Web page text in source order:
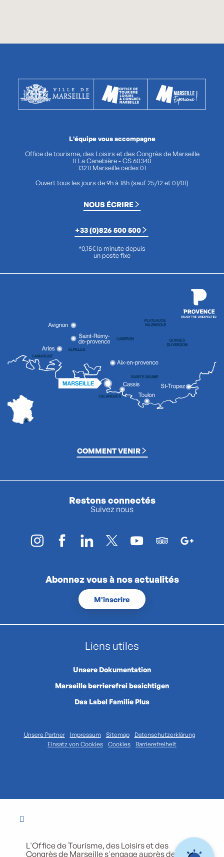
L'équipe vous accompagne
Office de tourisme, des Loisirs et des Congrès de Marseille
11 La Canebière - CS 60340
13211 Marseille cedex 01
Ouvert tous les jours de 9h à 18h (sauf 25/12 et 01/01)
NOUS ÉCRIRE
+33 (0)826 500 500
*0,15€ la minute depuis
un poste fixe
COMMENT VENIR
Restons connectés
Suivez nous
Abonnez vous à nos actualités
M'inscrire
Liens utiles
Unsere Dokumentation
Marseille berrierefrei besichtigen
Das Label Familie Plus
Unsere Partner Impressum Sitemap
Datenschutzerklärung
Einsatz von Cookies
Cookies Barrierefreiheit
L'Office de Tourisme, des Loisirs et des
Congrès de Marseille s'engage auprès de ses